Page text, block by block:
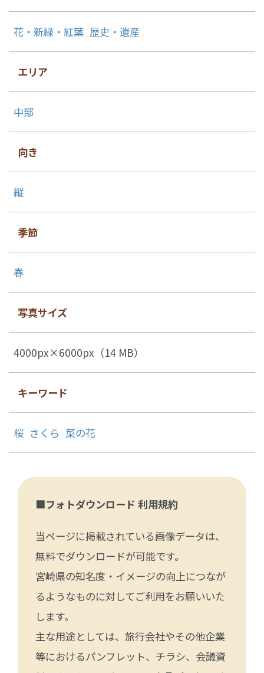
花・新緑・紅葉 歴史・遺産
エリア
中部
向き
縦
季節
春
写真サイズ
4000px×6000px（14 MB）
キーワード
桜 さくら 菜の花
■フォトダウンロード 利用規約
当ページに掲載されている画像データは、
無料でダウンロードが可能です。
宮崎県の知名度・イメージの向上につなが
るようなものに対してご利用をお願いいた
します。
主な用途としては、旅行会社やその他企業
等におけるパンフレット、チラシ、会議資